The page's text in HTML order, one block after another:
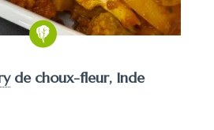
de choux-fleur, Inde